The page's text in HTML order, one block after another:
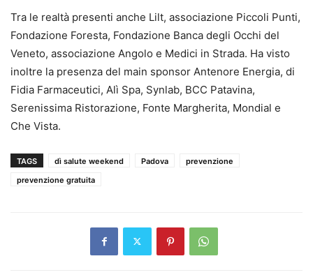
Tra le realtà presenti anche Lilt, associazione Piccoli Punti,
Fondazione Foresta, Fondazione Banca degli Occhi del
Veneto, associazione Angolo e Medici in Strada. Ha visto
inoltre la presenza del main sponsor Antenore Energia, di
Fidia Farmaceutici, Alì Spa, Synlab, BCC Patavina,
Serenissima Ristorazione, Fonte Margherita, Mondial e
Che Vista.
TAGS dì salute weekend Padova
prevenzione
prevenzione gratuita